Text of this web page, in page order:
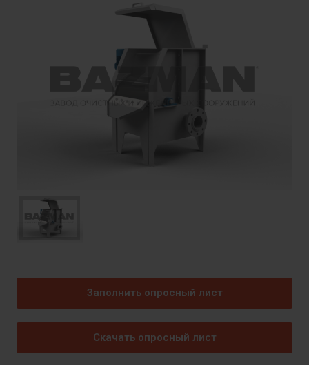
Заполнить опросный лист
Скачать опросный лист